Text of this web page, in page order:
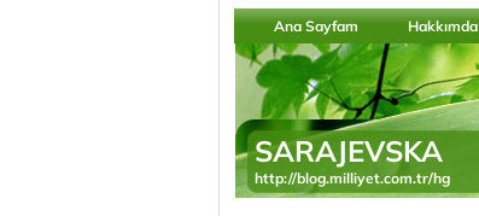
Ana Sayfam Hakkımda
SARAJEVSKA
http://blog.milliyet.com.tr/hg